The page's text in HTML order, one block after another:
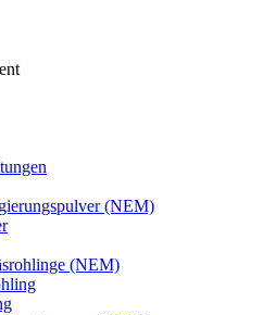
(NEM)
(NEM)